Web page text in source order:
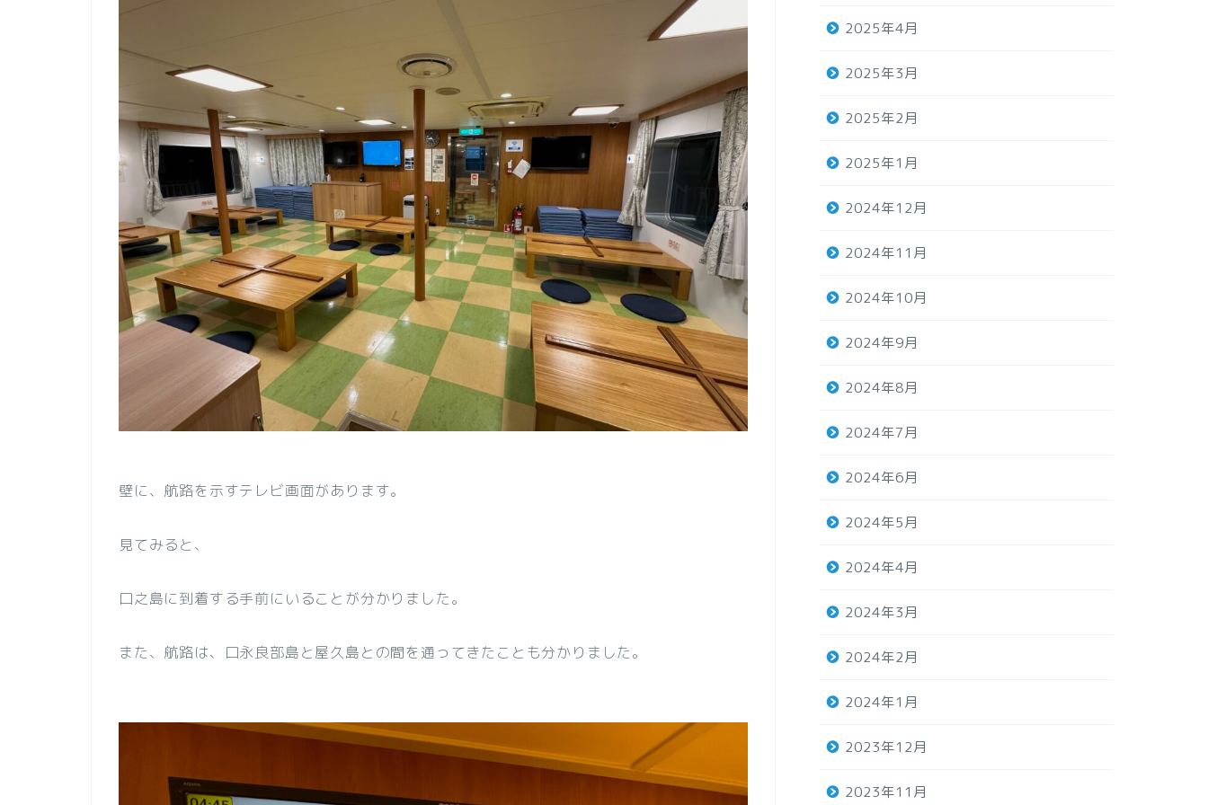
壁に、航路を示すテレビ画面があります。
見てみると、
口之島に到着する手前にいることが分かりました。
また、航路は、口永良部島と屋久島との間を通ってきたことも分かりました。
2025年4月
2025年3月
2025年2月
2025年1月
2024年12月
2024年11月
2024年10月
2024年9月
2024年8月
2024年7月
2024年6月
2024年5月
2024年4月
2024年3月
2024年2月
2024年1月
2023年12月
2023年11月